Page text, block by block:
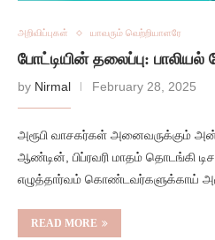
அறிவிப்புகள் யாவரும் வெற்றியாளரே
போட்டியின் தலைப்பு: பாலியல்
by Nirmal February 28, 2025
அரூபி வாசகர்கள் அனைவருக்கும்
ஆண்டின், பிப்ரவரி மாதம் தொடங்கி
எழுத்தார்வம் கொண்டவர்களுக்காய்
READ MORE